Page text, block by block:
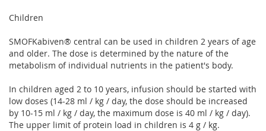
Children
SMOFKabiven® central can be used in children 2 years of age
and older. The dose is determined by the nature of the
metabolism of individual nutrients in the patient's body.
In children aged 2 to 10 years, infusion should be started with
low doses (14-28 ml / kg / day, the dose should be increased
by 10-15 ml / kg / day, the maximum dose is 40 ml / kg / day).
The upper limit of protein load in children is 4 g / kg.